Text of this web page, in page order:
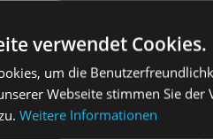
- 13:00
- 13:00
- 13:00
verwendet Cookies.
um die
Webseite stimmen Sie
Weitere Informationen